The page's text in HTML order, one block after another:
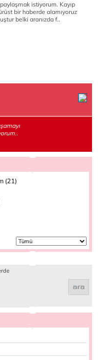
istiyorum. Kayıp
bir haberde alamıyoruz
belki aranızda f..
(21)